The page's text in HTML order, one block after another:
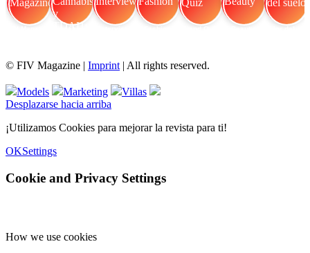
© FIV Magazine | Imprint | All rights reserved.
Models Marketing
Villas
Desplazarse hacia arriba
¡Utilizamos Cookies para mejorar la revista para ti!
OKSettings
Cookie and Privacy Settings
How we use cookies